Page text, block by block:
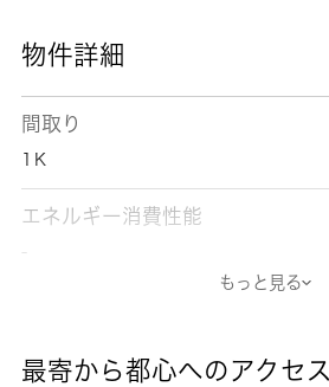
物件詳細
間取り
1Ｋ
エネルギー消費性能
-
もっと見る
最寄から都心へのアクセス